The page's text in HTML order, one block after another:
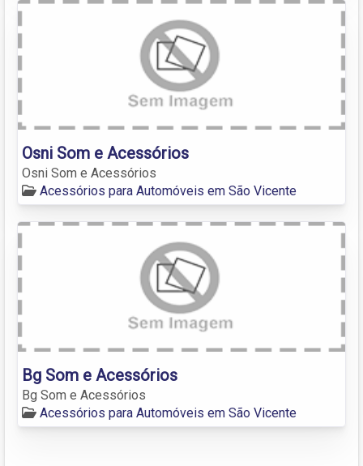
Osni Som e Acessórios
Osni Som e Acessórios
Acessórios para Automóveis em São Vicente
Bg Som e Acessórios
Bg Som e Acessórios
Acessórios para Automóveis em São Vicente